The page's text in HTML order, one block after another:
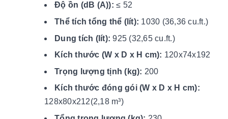
Độ ồn (dB (A)): ≤ 52
Thể tích tổng thể (lít): 1030 (36,36 cu.ft.)
Dung tích (lít): 925 (32,65 cu.ft.)
Kích thước (W x D x H cm): 120x74x192
Trọng lượng tịnh (kg): 200
Kích thước đóng gói (W x D x H cm):
128x80x212(2,18 m³)